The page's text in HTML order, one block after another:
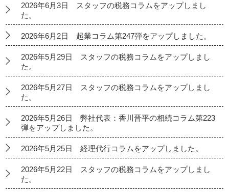
2026年6月3日 スタッフの税務コラムをアップしまし
た。
2026年6月2日 起業コラム第247弾をアップしました。
2026年5月29日 スタッフの税務コラムをアップしまし
た。
2026年5月27日 スタッフの税務コラムをアップしまし
た。
2026年5月26日 弊社代表：香川晋平の相続コラム第223
弾をアップしました。
2026年5月25日 経理代行コラムをアップしました。
2026年5月22日 スタッフの税務コラムをアップしまし
た。